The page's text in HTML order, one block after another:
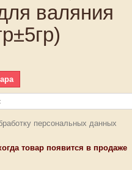
валяния
персональных данных
товар появится в продаже